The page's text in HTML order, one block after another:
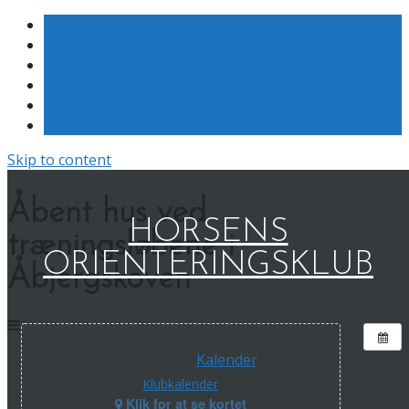
Skip to content
HORSENS
ORIENTERINGSKLUB
Kalender
Klubkalender
Åbent hus ved
træningsløbene i
Åbjergskoven
Klik for at se kortet